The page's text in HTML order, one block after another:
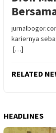
kariernya
[…]
RELATED
HEADLINES